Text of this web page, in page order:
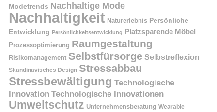
Modetrends Nachhaltige Mode
Nachhaltigkeit Naturerlebnis Persönliche
Entwicklung Persönlichkeitsentwicklung Platzsparende Möbel
Prozessoptimierung Raumgestaltung
Risikomanagement Selbstfürsorge Selbstreflexion
Skandinavisches Design Stressabbau
Stressbewältigung Technologische
Innovation Technologische Innovationen
Umweltschutz Unternehmensberatung Wearable